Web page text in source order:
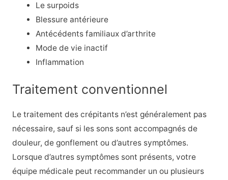
Le surpoids
Blessure antérieure
Antécédents familiaux d’arthrite
Mode de vie inactif
Inflammation
Traitement conventionnel
Le traitement des crépitants n’est généralement pas
nécessaire, sauf si les sons sont accompagnés de
douleur, de gonflement ou d’autres symptômes.
Lorsque d’autres symptômes sont présents, votre
équipe médicale peut recommander un ou plusieurs